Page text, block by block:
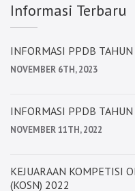
Informasi Terbaru
INFORMASI PPDB
NOVEMBER 6TH, 2023
INFORMASI PPDB
NOVEMBER 11TH, 2022
KEJUARAAN KOMPETISI
(KOSN) 2022